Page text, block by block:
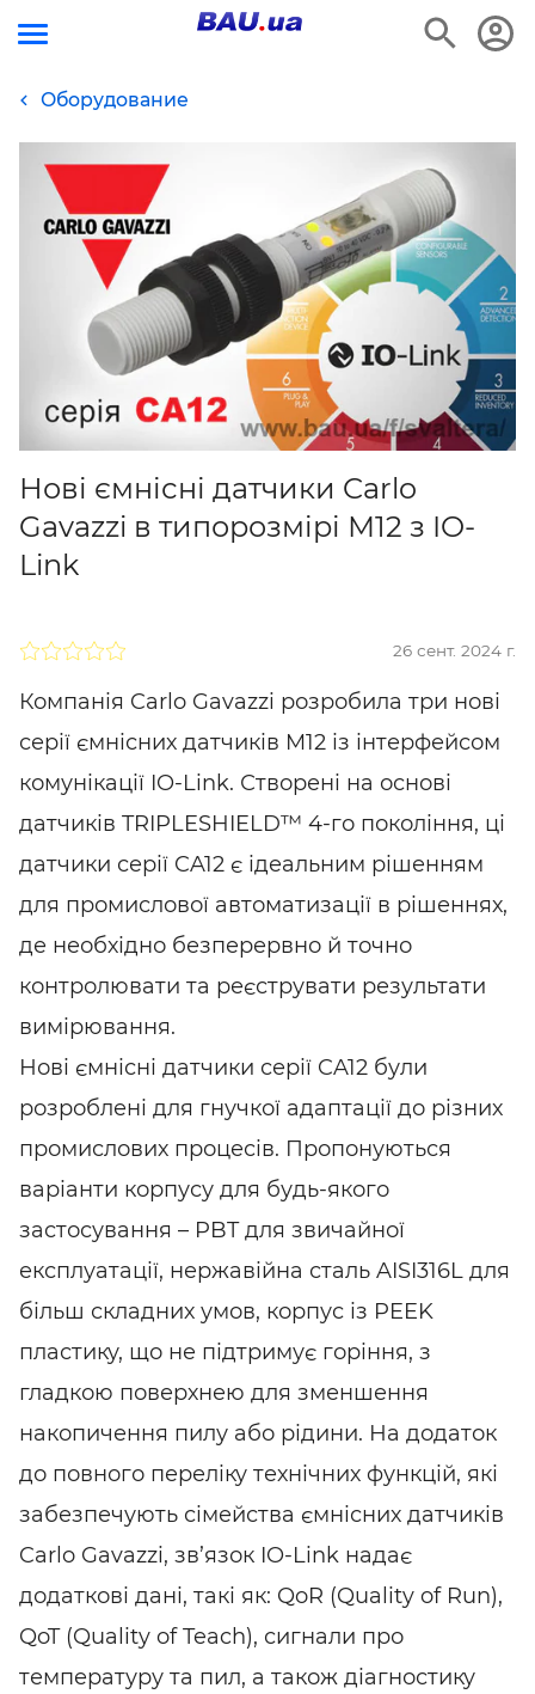
Оборудование
Нові ємнісні датчики Carlo
Gavazzi в типорозмірі М12 з IO-
Link
26 сент. 2024 г.
Компанія Carlo Gavazzi розробила три нові
серії ємнісних датчиків M12 із інтерфейсом
комунікації IO-Link. Створені на основі
датчиків TRIPLESHIELD™ 4-го покоління, ці
датчики серії CA12 є ідеальним рішенням
для промислової автоматизації в рішеннях,
де необхідно безперервно й точно
контролювати та реєструвати результати
вимірювання.
Нові ємнісні датчики серії CA12 були
розроблені для гнучкої адаптації до різних
промислових процесів. Пропонуються
варіанти корпусу для будь-якого
застосування – PBT для звичайної
експлуатації, нержавійна сталь AISI316L для
більш складних умов, корпус із PEEK
пластику, що не підтримує горіння, з
гладкою поверхнею для зменшення
накопичення пилу або рідини. На додаток
до повного переліку технічних функцій, які
забезпечують сімейства ємнісних датчиків
Carlo Gavazzi, зв’язок IO-Link надає
додаткові дані, такі як: QoR (Quality of Run),
QoT (Quality of Teach), сигнали про
температуру та пил, а також діагностику